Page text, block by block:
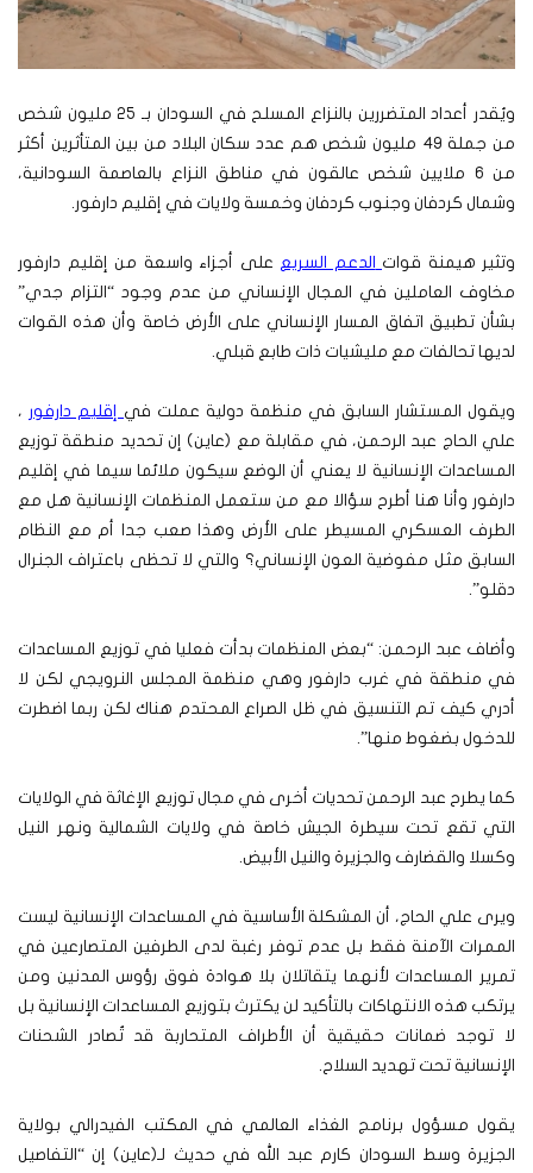
ويُقدر أعداد المتضررين بالنزاع المسلح في السودان بـ 25 مليون شخص
من جملة 49 مليون شخص هم عدد سكان البلاد من بين المتأثرين أكثر
من 6 ملايين شخص عالقون في مناطق النزاع بالعاصمة السودانية،
وشمال كردفان وجنوب كردفان وخمسة ولايات في إقليم دارفور.
وتثير هيمنة قوات الدعم السريع على أجزاء واسعة من إقليم دارفور
مخاوف العاملين في المجال الإنساني من عدم وجود “التزام جدي”
بشأن تطبيق اتفاق المسار الإنساني على الأرض خاصة وأن هذه القوات
لديها تحالفات مع مليشيات ذات طابع قبلي.
ويقول المستشار السابق في منظمة دولية عملت في إقليم دارفور ،
علي الحاج عبد الرحمن، في مقابلة مع (عاين) إن تحديد منطقة توزيع
المساعدات الإنسانية لا يعني أن الوضع سيكون ملائما سيما في إقليم
دارفور وأنا هنا أطرح سؤالا مع من ستعمل المنظمات الإنسانية هل مع
الطرف العسكري المسيطر على الأرض وهذا صعب جدا أم مع النظام
السابق مثل مفوضية العون الإنساني؟ والتي لا تحظى باعتراف الجنرال
دقلو”.
وأضاف عبد الرحمن: “بعض المنظمات بدأت فعليا في توزيع المساعدات
في منطقة في غرب دارفور وهي منظمة المجلس النرويجي لكن لا
أدري كيف تم التنسيق في ظل الصراع المحتدم هناك لكن ربما اضطرت
للدخول بضغوط منها”.
كما يطرح عبد الرحمن تحديات أخرى في مجال توزيع الإغاثة في الولايات
التي تقع تحت سيطرة الجيش خاصة في ولايات الشمالية ونهر النيل
وكسلا والقضارف والجزيرة والنيل الأبيض.
ويرى علي الحاج، أن المشكلة الأساسية في المساعدات الإنسانية ليست
الممرات الآمنة فقط بل عدم توفر رغبة لدى الطرفين المتصارعين في
تمرير المساعدات لأنهما يتقاتلان بلا هوادة فوق رؤوس المدنين ومن
يرتكب هذه الانتهاكات بالتأكيد لن يكترث بتوزيع المساعدات الإنسانية بل
لا توجد ضمانات حقيقية أن الأطراف المتحاربة قد تٌصادر الشحنات
الإنسانية تحت تهديد السلاح.
يقول مسؤول برنامج الغذاء العالمي في المكتب الفيدرالي بولاية
الجزيرة وسط السودان كارم عبد الله في حديث لـ(عاين) إن “التفاصيل